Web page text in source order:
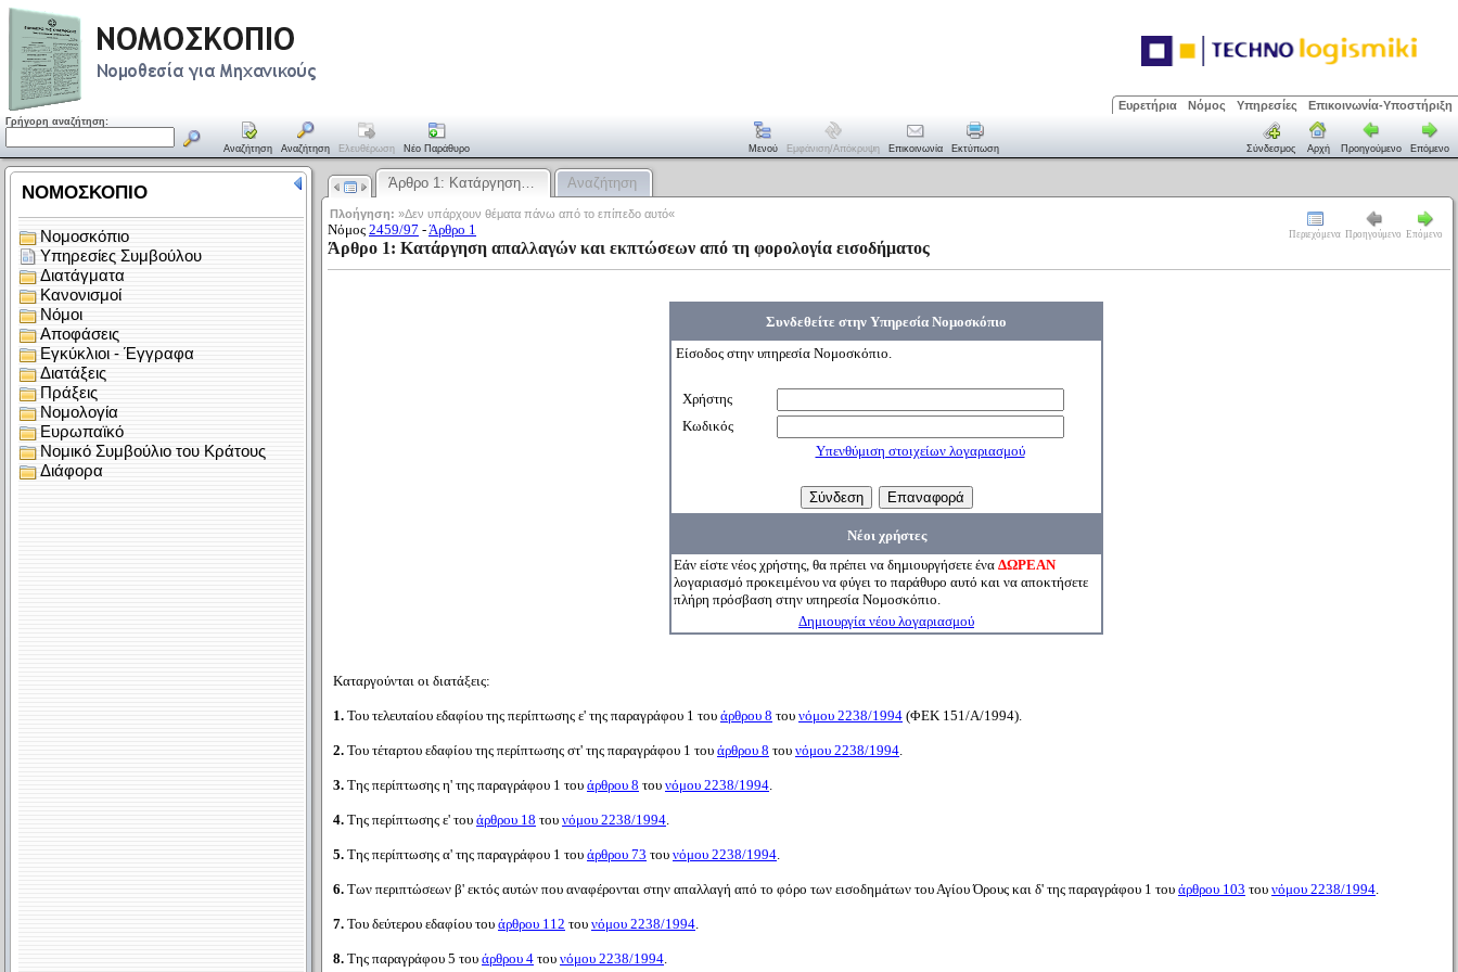
Ευρετήρια Νόμος Υπηρεσίες Επικοινωνία-Υποστήριξη
Γρήγορη αναζήτηση:
Αναζήτηση Αναζήτηση Ελευθέρωση Νέο Παράθυρο Μενού Εμφάνιση/απόκρυψη Επικοινωνία Εκτύπωση Σύνδεσμος Αρχή Προηγούμενο Επόμενο
Άρθρο 1: Κατάργηση… Αναζήτηση